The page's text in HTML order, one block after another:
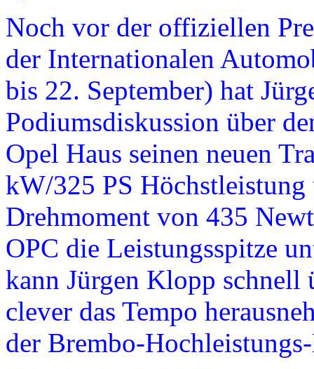
Noch vor der offiziellen
der Internationalen
bis 22. September) hat
Podiumsdiskussion über
Opel Haus seinen neuen
kW/325 PS
Drehmoment von 435
OPC die Leistungsspitze
kann Jürgen Klopp schnell
clever das Tempo
der Brembo-